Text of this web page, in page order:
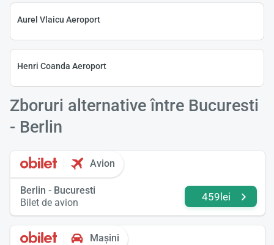
Aurel Vlaicu Aeroport
Henri Coanda Aeroport
Zboruri alternative între Bucuresti
- Berlin
Avion
Berlin - Bucuresti
Bilet de avion
459lei
Mașini